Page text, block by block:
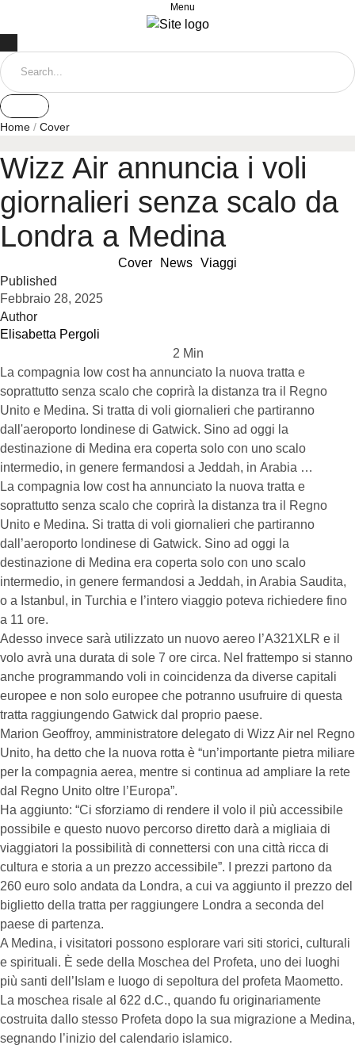
Menu
Home / Cover
Wizz Air annuncia i voli
giornalieri senza scalo da
Londra a Medina
Cover News Viaggi
Published
Febbraio 28, 2025
Author
Elisabetta Pergoli
2 Min
La compagnia low cost ha annunciato la nuova tratta e
soprattutto senza scalo che coprirà la distanza tra il Regno
Unito e Medina. Si tratta di voli giornalieri che partiranno
dall'aeroporto londinese di Gatwick. Sino ad oggi la
destinazione di Medina era coperta solo con uno scalo
intermedio, in genere fermandosi a Jeddah, in Arabia …
La compagnia low cost ha annunciato la nuova tratta e
soprattutto senza scalo che coprirà la distanza tra il Regno
Unito e Medina. Si tratta di voli giornalieri che partiranno
dall’aeroporto londinese di Gatwick. Sino ad oggi la
destinazione di Medina era coperta solo con uno scalo
intermedio, in genere fermandosi a Jeddah, in Arabia Saudita,
o a Istanbul, in Turchia e l’intero viaggio poteva richiedere fino
a 11 ore.
Adesso invece sarà utilizzato un nuovo aereo l’A321XLR e il
volo avrà una durata di sole 7 ore circa. Nel frattempo si stanno
anche programmando voli in coincidenza da diverse capitali
europee e non solo europee che potranno usufruire di questa
tratta raggiungendo Gatwick dal proprio paese.
Marion Geoffroy, amministratore delegato di Wizz Air nel Regno
Unito, ha detto che la nuova rotta è “un’importante pietra miliare
per la compagnia aerea, mentre si continua ad ampliare la rete
dal Regno Unito oltre l’Europa”.
Ha aggiunto: “Ci sforziamo di rendere il volo il più accessibile
possibile e questo nuovo percorso diretto darà a migliaia di
viaggiatori la possibilità di connettersi con una città ricca di
cultura e storia a un prezzo accessibile”. I prezzi partono da
260 euro solo andata da Londra, a cui va aggiunto il prezzo del
biglietto della tratta per raggiungere Londra a seconda del
paese di partenza.
A Medina, i visitatori possono esplorare vari siti storici, culturali
e spirituali. È sede della Moschea del Profeta, uno dei luoghi
più santi dell’Islam e luogo di sepoltura del profeta Maometto.
La moschea risale al 622 d.C., quando fu originariamente
costruita dallo stesso Profeta dopo la sua migrazione a Medina,
segnando l’inizio del calendario islamico.